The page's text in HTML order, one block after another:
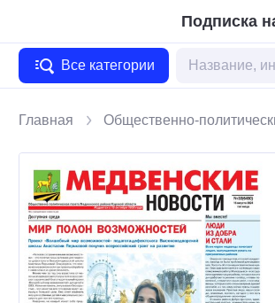
Подписка
Все категории
Главная Общественно-